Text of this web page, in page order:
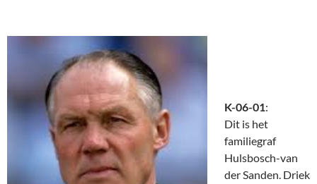
K-06-01:
Dit is het
familiegraf
Hulsbosch-van
der Sanden. Driek